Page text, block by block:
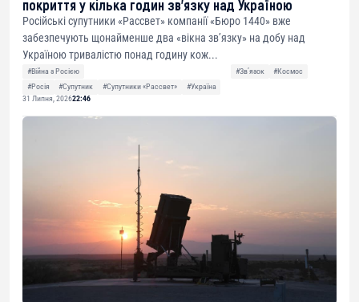
покриття у кілька годин зв’язку над Україною
Російські супутники «Рассвет» компанії «Бюро 1440» вже
забезпечують щонайменше два «вікна зв’язку» на добу над
Україною тривалістю понад годину кож...
#Війна з Росією #Звʼязок
#Космос
#Росія
#Супутник #Супутники «Рассвет»
#Україна
31 Липня, 202622:46